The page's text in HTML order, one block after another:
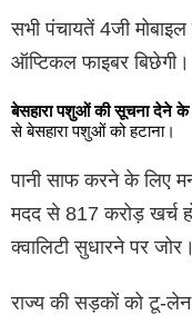
सभी पंचायतें 4जी
ऑप्टिकल फाइबर बिछेगी।
बेसहारा पशुओं की सूचना देने के
से बेसहारा पशुओं को हटाना।
पानी साफ करने के लिए
मदद से 817 करोड़ खर्च
क्वालिटी सुधारने पर जोर।
राज्य की सड़कों को टू-